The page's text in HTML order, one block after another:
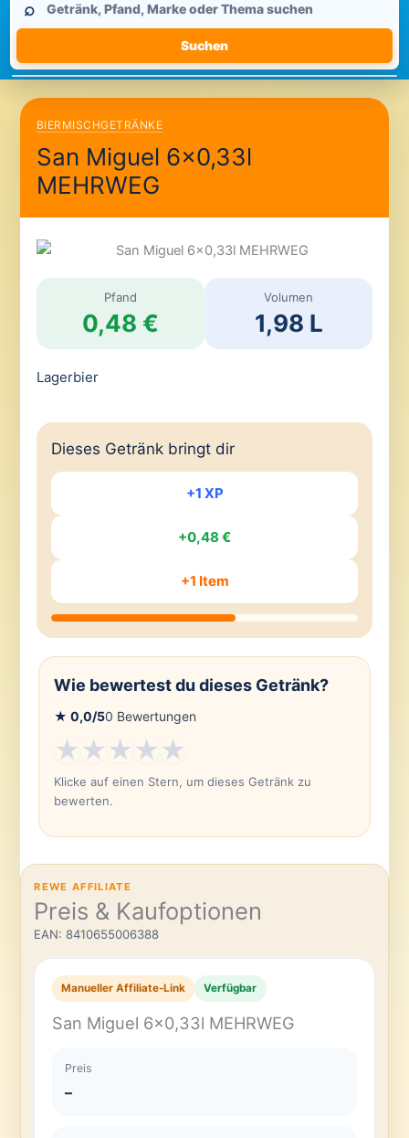
durchsuchen
⌕
Suchen
BIERMISCHGETRÄNKE
San Miguel 6×0,33l
MEHRWEG
Pfand
0,48 €
Volumen
1,98 L
Lagerbier
Dieses Getränk bringt dir
+1 XP
+0,48 €
+1 Item
Wie bewertest du dieses Getränk?
★ 0,0/50 Bewertungen
★★★★★
Klicke auf einen Stern, um dieses Getränk zu
bewerten.
REWE AFFILIATE
Preis & Kaufoptionen
EAN: 8410655006388
Manueller Affiliate-Link Verfügbar
San Miguel 6×0,33l MEHRWEG
Preis
–